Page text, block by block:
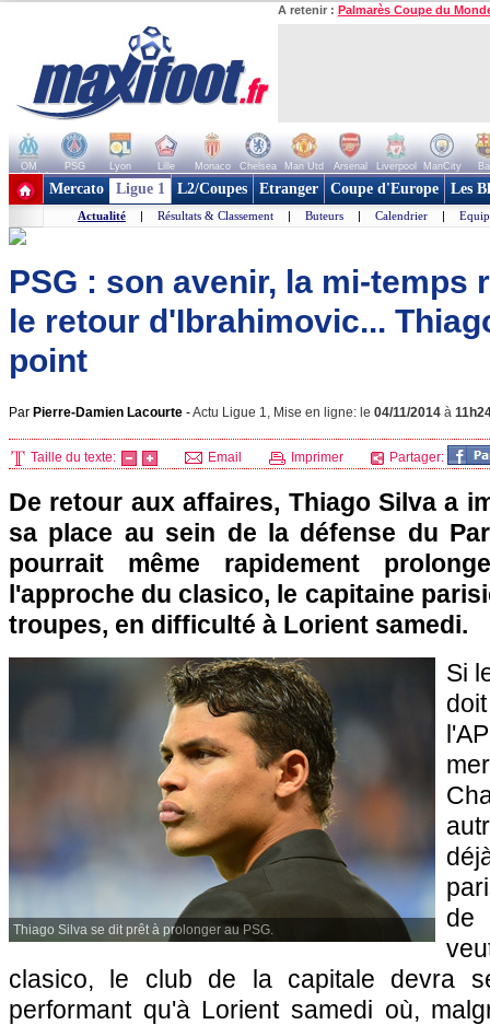
A retenir : Palmarès Coupe du
OM PSG Lyon Lille Monaco Chelsea Man Utd Arsenal Liverpool ManCity
+ de clubs
Mercato Ligue 1 L2/Coupes Etranger Coupe d'Europe Les
Actualité | Résultats & Classement | Buteurs | Calendrier |
PSG : son avenir, la mi-temps
le retour d'Ibrahimovic...
point
Par Pierre-Damien Lacourte -Actu Ligue 1, Mise en ligne: le 04/11/2014 à
Taille du texte: Email Imprimer Partager:
De retour aux affaires, Thiago Silva a
sa place au sein de la défense du
pourrait même rapidement
l'approche du clasico, le capitaine
troupes, en difficulté à Lorient samedi.
Thiago Silva se dit prêt à prolonger au PSG.
Si
de
clasico, le club de la capitale devra
performant qu'à Lorient samedi où,